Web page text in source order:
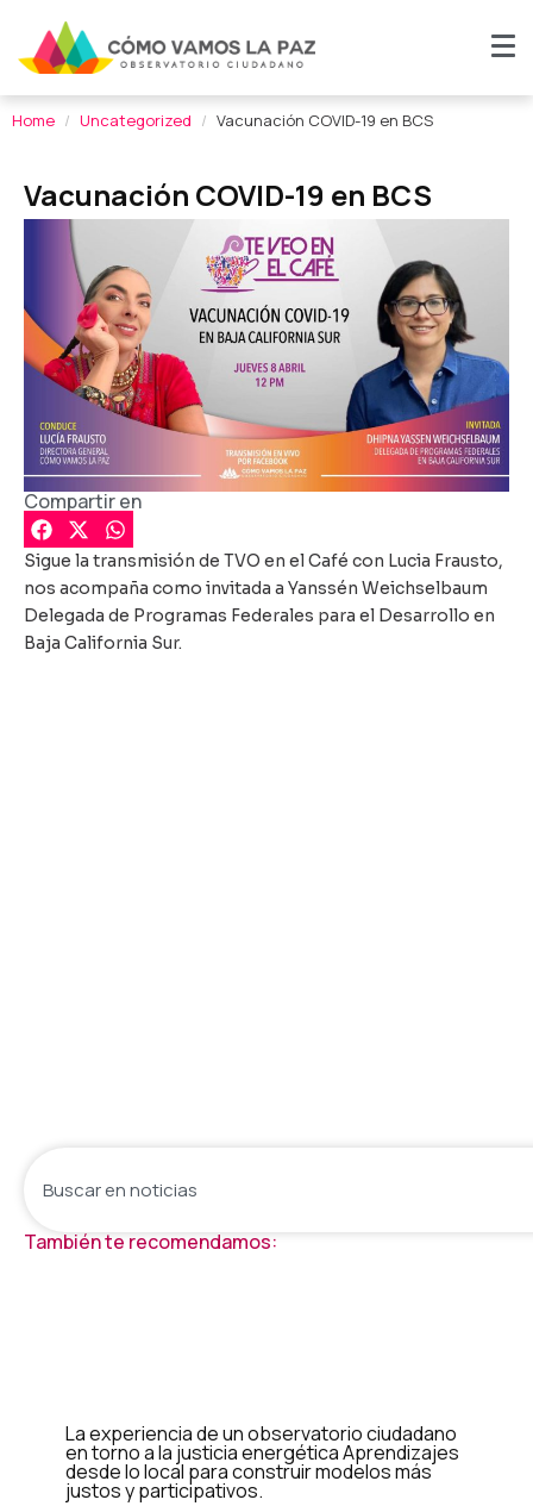
Home Uncategorized Vacunación COVID-19 en BCS
Vacunación COVID-19 en BCS
Compartir en
Sigue la transmisión de TVO en el Café con Lucia Frausto,
nos acompaña como invitada a Yanssén Weichselbaum
Delegada de Programas Federales para el Desarrollo en
Baja California Sur.
También te recomendamos:
La experiencia de un observatorio ciudadano
en torno a la justicia energética Aprendizajes
desde lo local para construir modelos más
justos y participativos.